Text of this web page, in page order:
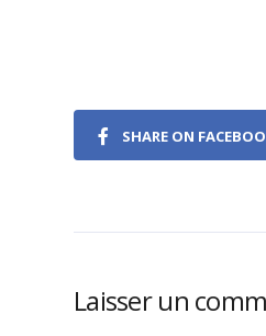
SHARE ON
Laisser un